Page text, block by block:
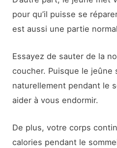
pour qu’il puisse se
est aussi une partie
Essayez de sauter de la
coucher. Puisque le jeûne
naturellement pendant le
aider à vous endormir.
De plus, votre corps
calories pendant le